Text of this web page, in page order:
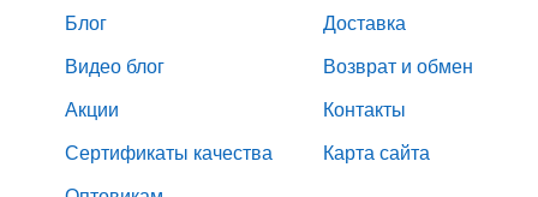
Блог
Видео блог
Акции
Сертификаты качества
Доставка
Возврат и обмен
Контакты
Карта сайта